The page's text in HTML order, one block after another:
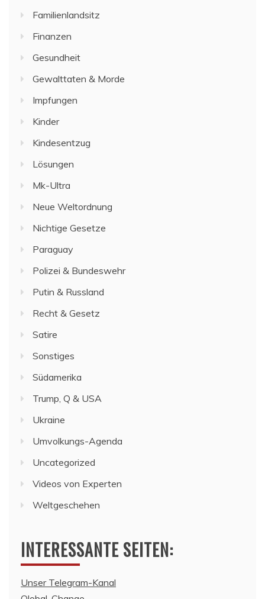
Familienlandsitz
Finanzen
Gesundheit
Gewalttaten & Morde
Impfungen
Kinder
Kindesentzug
Lösungen
Mk-Ultra
Neue Weltordnung
Nichtige Gesetze
Paraguay
Polizei & Bundeswehr
Putin & Russland
Recht & Gesetz
Satire
Sonstiges
Südamerika
Trump, Q & USA
Ukraine
Umvolkungs-Agenda
Uncategorized
Videos von Experten
Weltgeschehen
INTERESSANTE SEITEN:
Unser Telegram-Kanal